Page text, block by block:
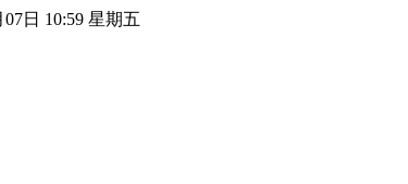
07日 10:59 星期五